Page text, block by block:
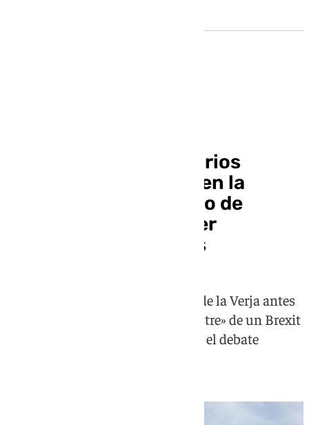
Sindicatos y empresarios
transfronterizos urgen la
aplicación del acuerdo de
Gibraltar pese a prever
«fricciones» iniciales
El colectivo prioriza la supresión de la Verja antes
del 15 de julio para evitar el «desastre» de un Brexit
duro, celebrando que el texto aísle el debate